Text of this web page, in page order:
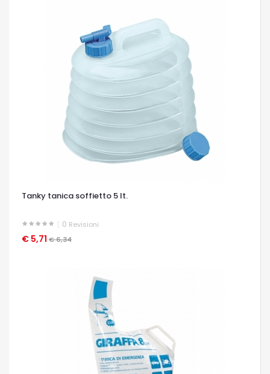
Tanky tanica soffietto 5 lt.
0 Revisioni
€ 5,71 € 6,34
OCCHIATA VELOCE